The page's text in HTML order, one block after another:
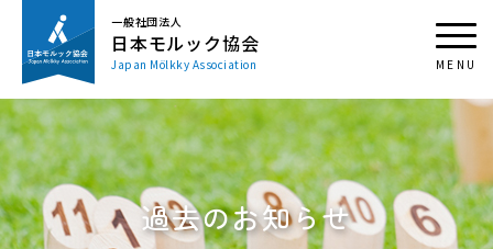
一般社団法人
日本モルック協会
Japan Mölkky Association
過去のお知らせ